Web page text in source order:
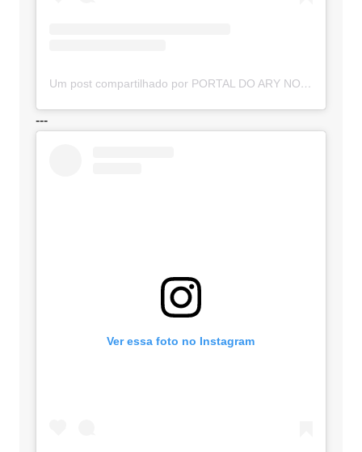
Um post compartilhado por PORTAL DO ARY NOTÍCIAS (@portaldoarynoticias)
---
Ver essa foto no Instagram